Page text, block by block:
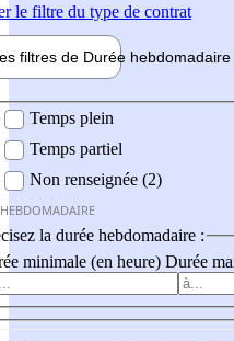
le filtre du type de contrat
filtres de Durée hebdomadaire
Temps plein
Temps partiel
Non renseignée (2)
la durée hebdomadaire :
minimale (en heure) Durée